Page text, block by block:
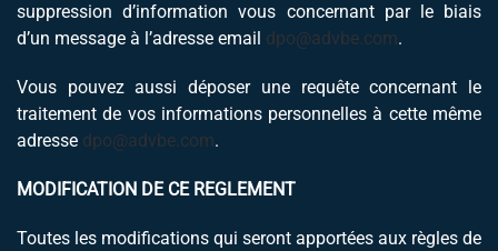
suppression d’information vous concernant par le biais
d’un message à l’adresse email dpo@advbe.com.
Vous pouvez aussi déposer une requête concernant le
traitement de vos informations personnelles à cette même
adresse dpo@advbe.com.
MODIFICATION DE CE REGLEMENT
Toutes les modifications qui seront apportées aux règles de